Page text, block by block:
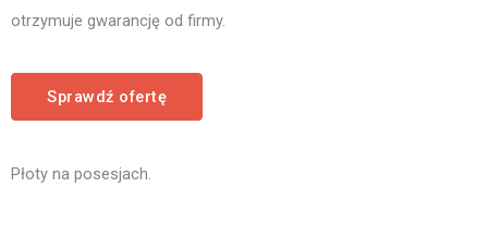
otrzymuje gwarancję od firmy.
Sprawdź ofertę
Płoty na posesjach.